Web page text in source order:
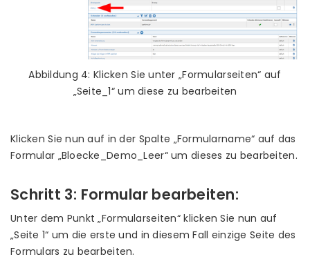
Abbildung 4: Klicken Sie unter „Formularseiten“ auf
„Seite_1“ um diese zu bearbeiten
Klicken Sie nun auf in der Spalte „Formularname“ auf das
Formular „Bloecke_Demo_Leer“ um dieses zu bearbeiten.
Schritt 3: Formular bearbeiten:
Unter dem Punkt „Formularseiten“ klicken Sie nun auf
„Seite 1“ um die erste und in diesem Fall einzige Seite des
Formulars zu bearbeiten.